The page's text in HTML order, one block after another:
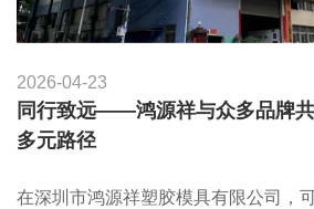
2026-04-23
同行致远——鸿源祥与众多品牌
多元路径
在深圳市鸿源祥塑胶模具有限公司，